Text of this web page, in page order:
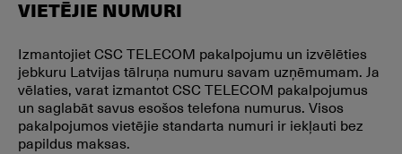
VIETĒJIE NUMURI
Izmantojiet CSC TELECOM pakalpojumu un izvēlēties
jebkuru Latvijas tālruņa numuru savam uzņēmumam. Ja
vēlaties, varat izmantot CSC TELECOM pakalpojumus
un saglabāt savus esošos telefona numurus. Visos
pakalpojumos vietējie standarta numuri ir iekļauti bez
papildus maksas.